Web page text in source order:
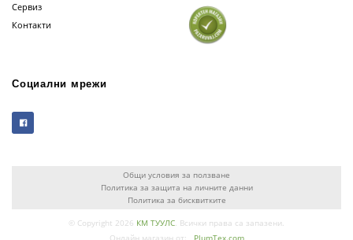
Сервиз
Контакти
Социални мрежи
Общи условия за ползване
Политика за защита на личните данни
Политика за бисквитките
© Copyright 2026 КМ ТУУЛС . Всички права са запазени.
Онлайн магазин от:
PlumTex.com